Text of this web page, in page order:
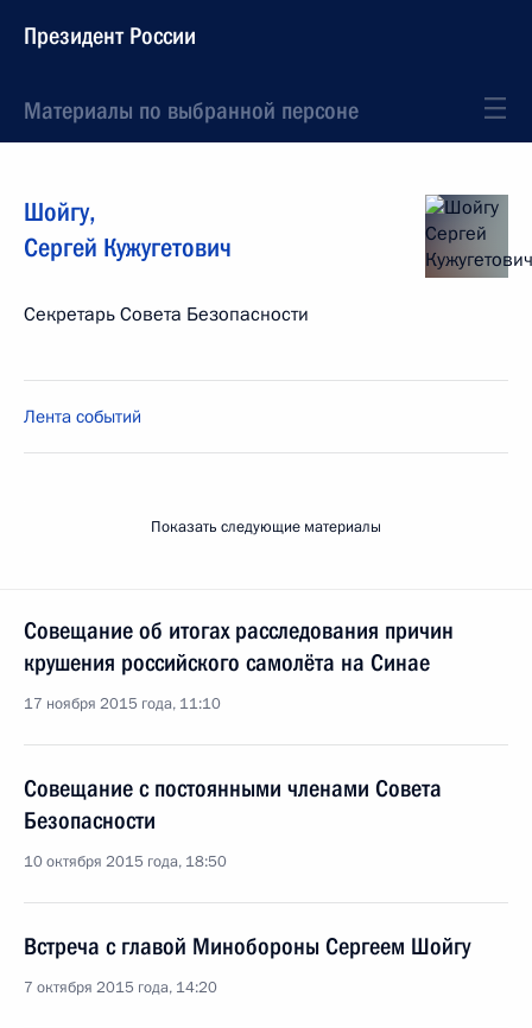
Президент России
Материалы по выбранной персоне
Шойгу,
Сергей Кужугетович
Секретарь Совета Безопасности
Лента событий
Показать следующие материалы
Совещание об итогах расследования причин
крушения российского самолёта на Синае
17 ноября 2015 года, 11:10
Совещание с постоянными членами Совета
Безопасности
10 октября 2015 года, 18:50
Встреча с главой Минобороны Сергеем Шойгу
7 октября 2015 года, 14:20